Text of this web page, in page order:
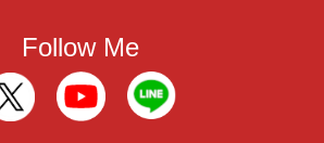
Follow Me